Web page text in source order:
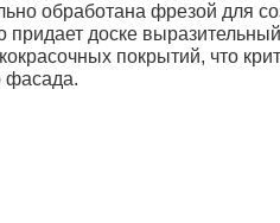
обработана фрезой для
придает доске
покрытий, что
фасада.